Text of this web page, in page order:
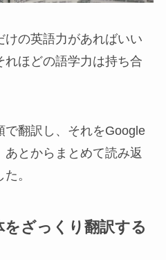
けの英語力があればいい
れほどの語学力は持ち合
翻訳し、それをGoogle
あとからまとめて読み返
。
をざっくり翻訳する